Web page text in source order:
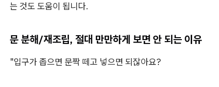
는 것도 도움이 됩니다.
문 분해/재조립, 절대 만만하게 보면 안 되는 이유
"입구가 좁으면 문짝 떼고 넣으면 되잖아요?